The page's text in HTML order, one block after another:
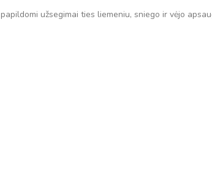
užsegimai ties liemeniu, sniego ir vėjo